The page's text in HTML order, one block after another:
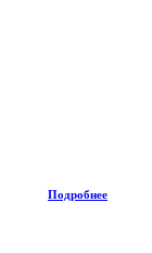
Подробнее